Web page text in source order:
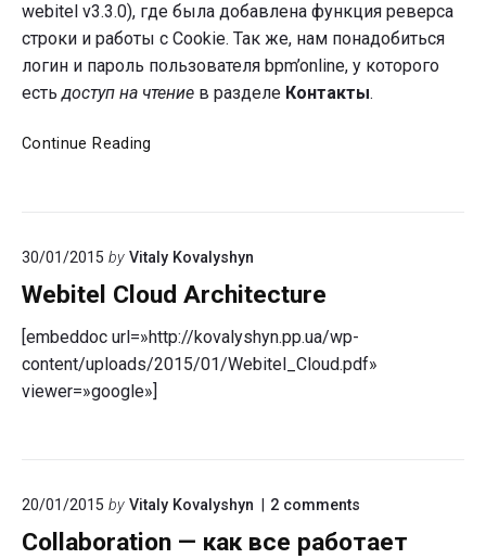
webitel v3.3.0), где была добавлена функция реверса
строки и работы с Cookie. Так же, нам понадобиться
логин и пароль пользователя bpm’online, у которого
естьдоступ на чтение в разделе Контакты.
Continue Reading
30/01/2015 by Vitaly Kovalyshyn
Webitel Cloud Architecture
[embeddoc url=»http://kovalyshyn.pp.ua/wp-
content/uploads/2015/01/Webitel_Cloud.pdf»
viewer=»google»]
20/01/2015 by Vitaly Kovalyshyn 2 comments
—
Collaboration — как все работает